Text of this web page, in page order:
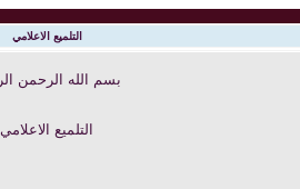
التلميع الاعلامي
بسم الله الرحمن
التلميع الاعلامي